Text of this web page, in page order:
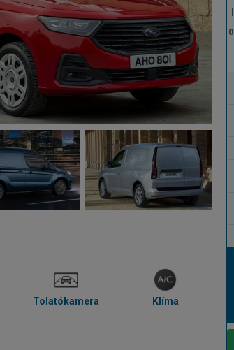
Tolatókamera Klíma